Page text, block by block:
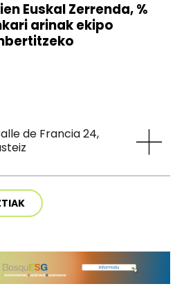
Euskal Zerrenda, %
arinak ekipo
de Francia 24,